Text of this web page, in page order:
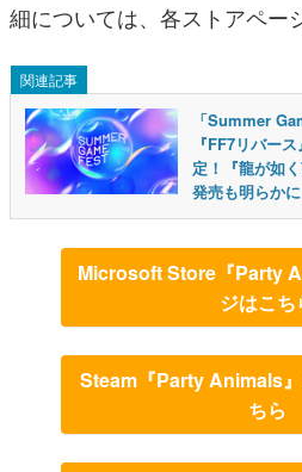
細については、各ストアペー
関連記事
「Summer
『FF7リバー
定！『龍が如
発売も明らかに
Microsoft Store『Party
ジはこち
Steam『Party Animals
ちら